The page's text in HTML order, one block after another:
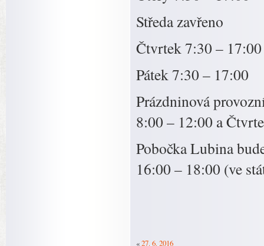
Středa zavřeno
Čtvrtek 7:30 – 17:00
Pátek 7:30 – 17:00
Prázdninová
8:00 – 12:00 a
Pobočka Lubina
16:00 – 18:00 (ve
«27. 6. 2016